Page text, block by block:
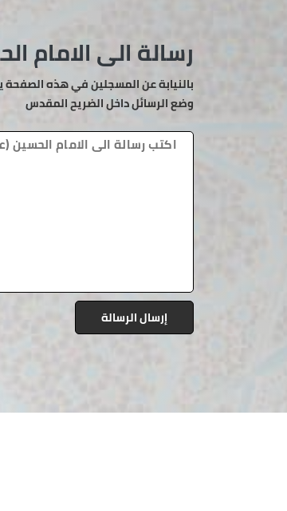
رسالة الى الامام
بالنيابة عن المسجلين في هذه الصفحة
وضع الرسائل داخل الضريح المقدس
إرسال الرسالة